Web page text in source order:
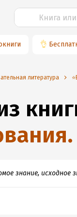
👌
литература
знание, исходное